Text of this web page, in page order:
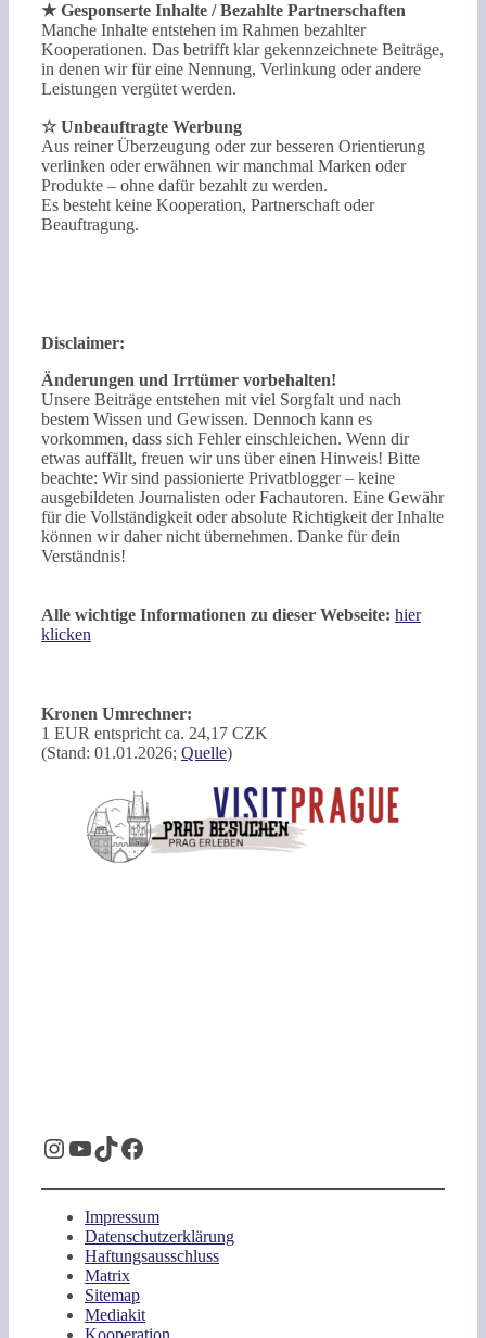
★ Gesponserte Inhalte / Bezahlte Partnerschaften
Manche Inhalte entstehen im Rahmen bezahlter
Kooperationen. Das betrifft klar gekennzeichnete Beiträge,
in denen wir für eine Nennung, Verlinkung oder andere
Leistungen vergütet werden.
☆ Unbeauftragte Werbung
Aus reiner Überzeugung oder zur besseren Orientierung
verlinken oder erwähnen wir manchmal Marken oder
Produkte – ohne dafür bezahlt zu werden.
Es besteht keine Kooperation, Partnerschaft oder
Beauftragung.
Disclaimer:
Änderungen und Irrtümer vorbehalten!
Unsere Beiträge entstehen mit viel Sorgfalt und nach
bestem Wissen und Gewissen. Dennoch kann es
vorkommen, dass sich Fehler einschleichen. Wenn dir
etwas auffällt, freuen wir uns über einen Hinweis! Bitte
beachte: Wir sind passionierte Privatblogger – keine
ausgebildeten Journalisten oder Fachautoren. Eine Gewähr
für die Vollständigkeit oder absolute Richtigkeit der Inhalte
können wir daher nicht übernehmen. Danke für dein
Verständnis!
Alle wichtige Informationen zu dieser Webseite: hier
klicken
Kronen Umrechner:
1 EUR entspricht ca. 24,17 CZK
(Stand: 01.01.2026; Quelle)
Instagram
YouTube
TikTok
Facebook
Impressum
Datenschutzerklärung
Haftungsausschluss
Matrix
Sitemap
Mediakit